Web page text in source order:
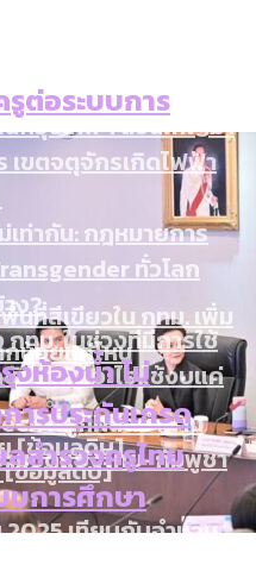
อง กทม. สำนักการ
มีเพียง 5 เขตที่งบเพิ่ม
สุด
นกรุงเทพฯ ส่วนใหญ่มา
เขตจตุจักรเกิดไฟฟ้า
นที่สีเขียวใน กทม. เพิ่ม
กน้อยแค่ไหน
[ข้อมูลดิบ]
เท่ากัน: กฎหมายการ
ทั่วโลก
ง?
ที่ถูกผลิตซ้ำผ่าน
ามขัดแย้งไทย-กัมพูชา
กทม. ในช่วงที่มีการใช้
ชชาติ มีอะไร ใช้งบแค่
เทียบกับจำนวน
[ข้อมูลดิบ]
ต่อระบบการ
งห้องน้ำ ไม่
ารประกันเกรด
ลสำรวจครูไทย
บการศึกษา